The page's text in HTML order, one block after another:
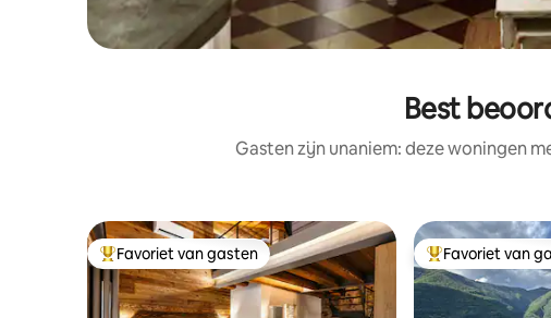
Best
Gasten zijn unaniem: deze woningen
Topfavoriet van gasten
Favoriet van gasten Topfavoriet van
Favoriet van